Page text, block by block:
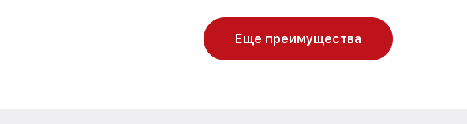
Еще преимущества